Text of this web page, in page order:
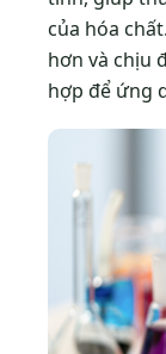
của hóa
hơn và chịu
hợp để ứng